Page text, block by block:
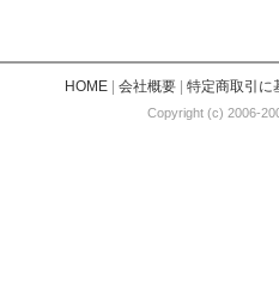
HOME| 会社概要| 特定商取引に
Copyright (c) 2006-